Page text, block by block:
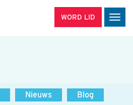
WORD LID
Nieuws
Blog